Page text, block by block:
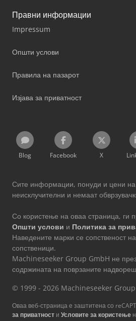
Правни информации
Impressum
Општи услови
Правила на пазарот
Изјава за приватност
Blog Facebook X
Сите информации, понуди и цени на
неисклучителни и немаат
Со користење на оваа страница, ги
Општи услови и Политика за
Наведените марки се сопственост
сопственици.
Machineseeker Group GmbH не
содржината на поврзаните
© 1999 - 2026 Machineseeker
Оваа веб-страница е заштитена со
за приватност и Условите за користење